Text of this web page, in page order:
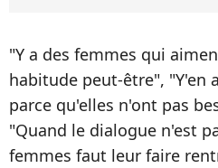
"Y a des femmes qui
habitude peut-être", "Y'en
parce qu'elles n'ont pas
"Quand le dialogue n'est
femmes faut leur faire